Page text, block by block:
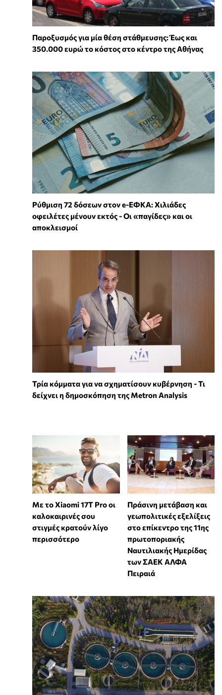
Παροξυσμός για μία θέση στάθμευσης: Έως και
350.000 ευρώ το κόστος στο κέντρο της Αθήνας
Ρύθμιση 72 δόσεων στον e-ΕΦΚΑ: Χιλιάδες
οφειλέτες μένουν εκτός - Οι «παγίδες» και οι
αποκλεισμοί
Τρία κόμματα για να σχηματίσουν κυβέρνηση - Τι
δείχνει η δημοσκόπηση της Metron Analysis
Με το Xiaomi 17T Pro οι
καλοκαιρινές σου
στιγμές κρατούν λίγο
περισσότερο
Πράσινη μετάβαση και
γεωπολιτικές εξελίξεις
στο επίκεντρο της 11ης
πρωτοποριακής
Ναυτιλιακής Ημερίδας
των ΣΑΕΚ ΑΛΦΑ
Πειραιά